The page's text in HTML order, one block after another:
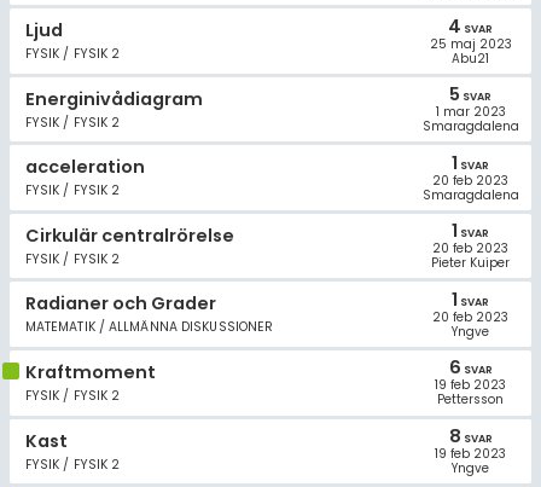
Ljud
FYSIK / FYSIK 2
4 SVAR
25 maj 2023
Abu21
Energinivådiagram
FYSIK / FYSIK 2
5 SVAR
1 mar 2023
Smaragdalena
acceleration
FYSIK / FYSIK 2
1 SVAR
20 feb 2023
Smaragdalena
Cirkulär centralrörelse
FYSIK / FYSIK 2
1 SVAR
20 feb 2023
Pieter Kuiper
Radianer och Grader
MATEMATIK / ALLMÄNNA DISKUSSIONER
1 SVAR
20 feb 2023
Yngve
Kraftmoment
FYSIK / FYSIK 2
6 SVAR
19 feb 2023
Pettersson
Kast
FYSIK / FYSIK 2
8 SVAR
19 feb 2023
Yngve